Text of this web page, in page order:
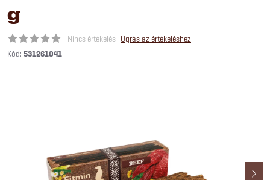
g
Nincs értékelés Ugrás az értékeléshez
Kód: 531261041